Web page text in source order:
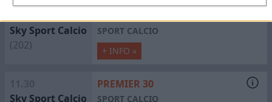
Sky Sport Calcio
(202)
SPORT CALCIO
+ INFO »
Sky Sport Calcio
PREMIER 30
SPORT CALCIO